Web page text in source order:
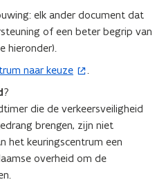
elk ander document dat
of een beter begrip van
hieronder).
naar keuze
.
?
die de verkeersveiligheid
brengen, zijn niet
het keuringscentrum een
overheid om de